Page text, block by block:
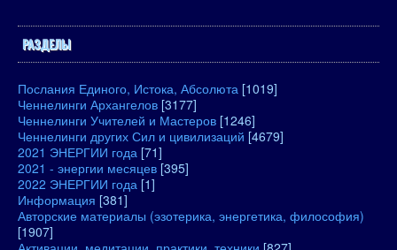
РАЗДЕЛЫ
Послания Единого, Истока, Абсолюта [1019]
Ченнелинги Архангелов [3177]
Ченнелинги Учителей и Мастеров [1246]
Ченнелинги других Сил и цивилизаций [4679]
2021 ЭНЕРГИИ года [71]
2021 - энергии месяцев [395]
2022 ЭНЕРГИИ года [1]
Информация [381]
Авторские материалы (эзотерика, энергетика, философия)
[1907]